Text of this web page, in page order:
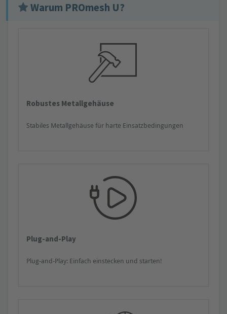
Warum PROmesh U?
Robustes Metallgehäuse
Stabiles Metallgehäuse für harte Einsatzbedingungen
Plug-and-Play
Plug-and-Play: Einfach einstecken und starten!